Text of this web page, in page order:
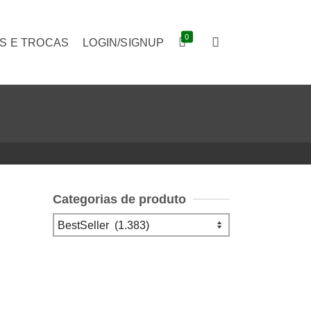
E TROCAS LOGIN/SIGNUP 0
Categorias de produto